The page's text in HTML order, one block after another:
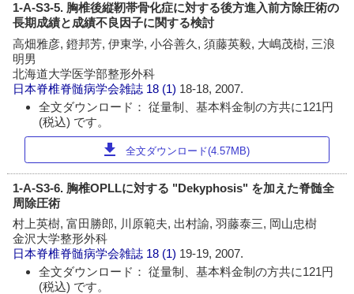
1-A-S3-5. 胸椎後縦靭帯骨化症に対する後方進入前方除圧術の
長期成績と成績不良因子に関する検討
高畑雅彦, 鐙邦芳, 伊東学, 小谷善久, 須藤英毅, 大嶋茂樹, 三浪
明男
北海道大学医学部整形外科
日本脊椎脊髄病学会雑誌 18 (1) 18-18, 2007.
全文ダウンロード： 従量制、基本料金制の方共に121円
(税込) です。
download 全文ダウンロード(4.57MB)
1-A-S3-6. 胸椎OPLLに対する "Dekyphosis" を加えた脊髄全
周除圧術
村上英樹, 富田勝郎, 川原範夫, 出村諭, 羽藤泰三, 岡山忠樹
金沢大学整形外科
日本脊椎脊髄病学会雑誌 18 (1) 19-19, 2007.
全文ダウンロード： 従量制、基本料金制の方共に121円
(税込) です。